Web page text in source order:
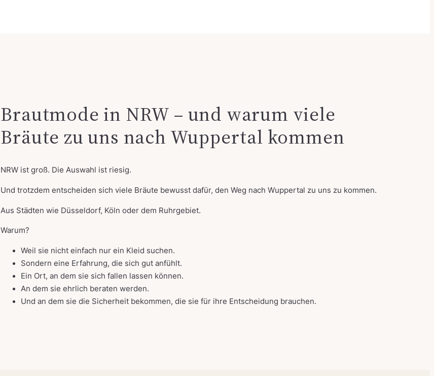
Brautmode in NRW – und warum viele
Bräute zu uns nach Wuppertal kommen
NRW ist groß. Die Auswahl ist riesig.
Und trotzdem entscheiden sich viele Bräute bewusst dafür, den Weg nach Wuppertal zu uns zu kommen.
Aus Städten wie Düsseldorf, Köln oder dem Ruhrgebiet.
Warum?
Weil sie nicht einfach nur ein Kleid suchen.
Sondern eine Erfahrung, die sich gut anfühlt.
Ein Ort, an dem sie sich fallen lassen können.
An dem sie ehrlich beraten werden.
Und an dem sie die Sicherheit bekommen, die sie für ihre Entscheidung brauchen.